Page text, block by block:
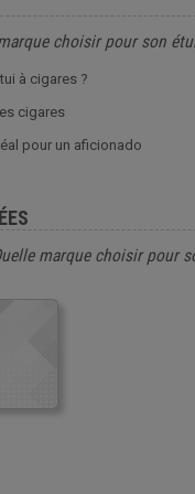
choisir pour son
à cigares ?
cigares
pour un aficionado
marque choisir pour